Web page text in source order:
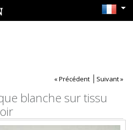
« Précédent Suivant »
blanche sur tissu